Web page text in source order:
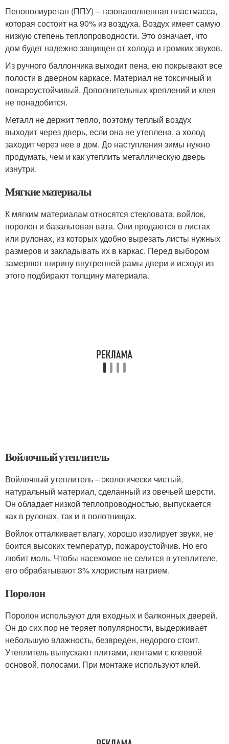
Пенополиуретан (ППУ) – газонаполненная пластмасса,
которая состоит на 90% из воздуха. Воздух имеет самую
низкую степень теплопроводности. Это означает, что
дом будет надежно защищен от холода и громких звуков.
Из ручного баллончика выходит пена, ею покрывают все
полости в дверном каркасе. Материал не токсичный и
пожароустойчивый. Дополнительных креплений и клея
не понадобится.
Металл не держит тепло, поэтому теплый воздух
выходит через дверь, если она не утеплена, а холод
заходит через нее в дом. До наступления зимы нужно
продумать, чем и как утеплить металлическую дверь
изнутри.
Мягкие материалы
К мягким материалам относятся стекловата, войлок,
поролон и базальтовая вата. Они продаются в листах
или рулонах, из которых удобно вырезать листы нужных
размеров и закладывать их в каркас. Перед выбором
замеряют ширину внутренней рамы двери и исходя из
этого подбирают толщину материала.
Войлочный утеплитель
Войлочный утеплитель – экологически чистый,
натуральный материал, сделанный из овечьей шерсти.
Он обладает низкой теплопроводностью, выпускается
как в рулонах, так и в полотнищах.
Войлок отталкивает влагу, хорошо изолирует звуки, не
боится высоких температур, пожароустойчив. Но его
любит моль. Чтобы насекомое не селится в утеплителе,
его обрабатывают 3% хлористым натрием.
Поролон
Поролон используют для входных и балконных дверей.
Он до сих пор не теряет популярности, выдерживает
небольшую влажность, безвреден, недорого стоит.
Утеплитель выпускают плитами, лентами с клеевой
основой, полосами. При монтаже используют клей.